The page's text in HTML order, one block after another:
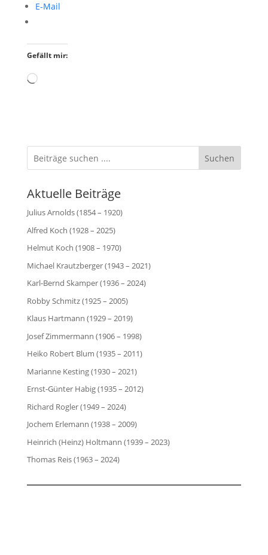
E-Mail
Gefällt mir:
Wird
Suchen
Aktuelle Beiträge
Julius Arnolds (1854 – 1920)
Alfred Koch (1928 – 2025)
Helmut Koch (1908 – 1970)
Michael Krautzberger (1943 – 2021)
Karl-Bernd Skamper (1936 – 2024)
Robby Schmitz (1925 – 2005)
Klaus Hartmann (1929 – 2019)
Josef Zimmermann (1906 – 1998)
Heiko Robert Blum (1935 – 2011)
Marianne Kesting (1930 – 2021)
Ernst-Günter Habig (1935 – 2012)
Richard Rogler (1949 – 2024)
Jochem Erlemann (1938 – 2009)
Heinrich (Heinz) Holtmann (1939 – 2023)
Thomas Reis (1963 – 2024)